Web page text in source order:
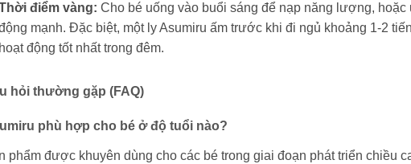
điểm vàng: Cho bé uống vào buổi sáng để nạp năng lượng,
mạnh. Đặc biệt, một ly Asumiru ấm trước khi đi ngủ khoảng 1-2
hoạt động tốt nhất trong đêm.
hỏi thường gặp (FAQ)
phù hợp cho bé ở độ tuổi nào?
phẩm được khuyên dùng cho các bé trong giai đoạn phát triển chiều